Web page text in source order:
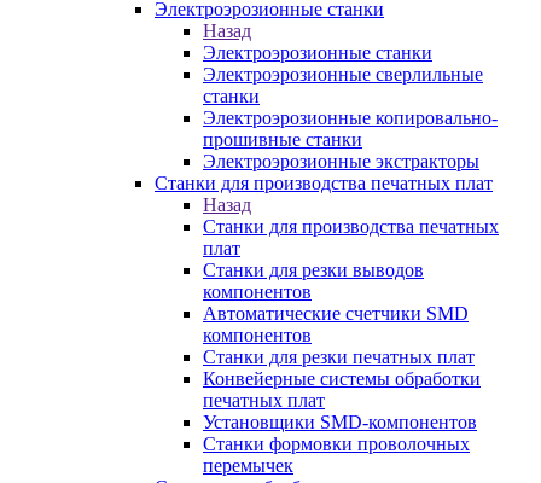
Электроэрозионные станки
Назад
Электроэрозионные станки
Электроэрозионные сверлильные
станки
Электроэрозионные копировально-
прошивные станки
Электроэрозионные экстракторы
Станки для производства печатных плат
Назад
Станки для производства печатных
плат
Станки для резки выводов
компонентов
Автоматические счетчики SMD
компонентов
Станки для резки печатных плат
Конвейерные системы обработки
печатных плат
Установщики SMD-компонентов
Станки формовки проволочных
перемычек